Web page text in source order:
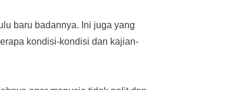
baru badannya. Ini juga yang
kondisi-kondisi dan kajian-